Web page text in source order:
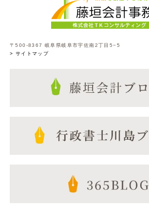
〒500-8367 岐阜県岐阜市宇佐南2丁目5−5
> サイトマップ